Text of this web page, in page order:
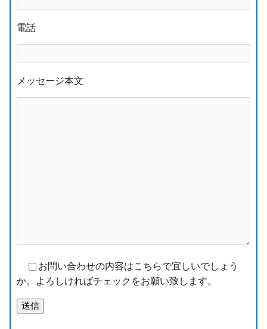
電話
メッセージ本文
お問い合わせの内容はこちらで宜しいでしょう
か。よろしければチェックをお願い致します。